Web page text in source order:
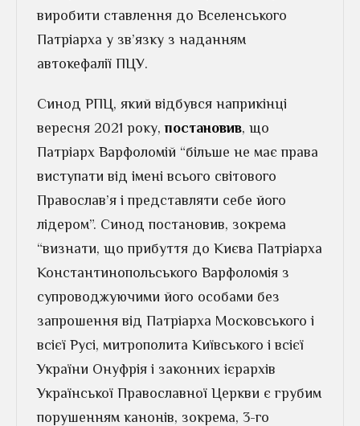
виробити ставлення до Вселенського
Патріарха у зв’язку з наданням
автокефалії ПЦУ.
Синод РПЦ, який відбувся наприкінці
вересня 2021 року,постановив, що
Патріарх Варфоломій “більше не має права
виступати від імені всього світового
Православ’я і представляти себе його
лідером”. Синод постановив, зокрема
“визнати, що прибуття до Києва Патріарха
Константинопольського Варфоломія з
супроводжуючими його особами без
запрошення від Патріарха Московського і
всієї Русі, митрополита Київського і всієї
України Онуфрія і законних ієрархів
Української Православної Церкви є грубим
порушенням канонів, зокрема, 3-го